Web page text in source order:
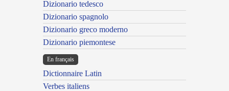
Dizionario tedesco
Dizionario spagnolo
Dizionario greco moderno
Dizionario piemontese
En français
Dictionnaire Latin
Verbes italiens